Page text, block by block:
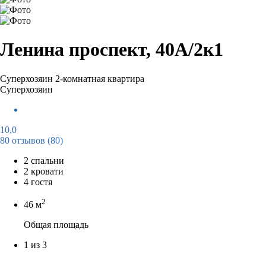
Ленина проспект, 40А/2к1
Суперхозяин 2-комнатная квартира
Суперхозяин
10,0
80 отзывов (80)
2 спальни
2 кровати
4 гостя
46 м2
Общая площадь
1 из 3